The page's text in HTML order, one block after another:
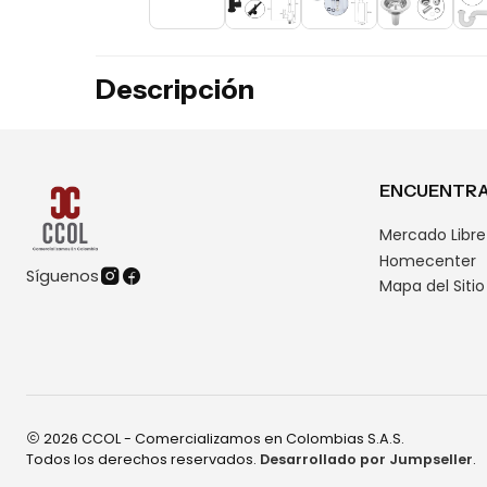
Descripción
Síguenos
Mercado Libre
Homecenter
Mapa del Sitio
2026 CCOL - Comercializamos en Colombias S.A.S.
Todos los derechos reservados. Desarrollado por Jumpseller.